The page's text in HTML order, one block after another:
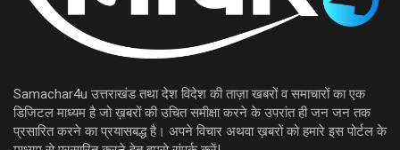
Samachar4u उत्तराखंड तथा देश विदेश की ताज़ा खबरों व समाचारों का एक
डिजिटल माध्यम है जो ख़बरों की उचित समीक्षा करने के उपरांत ही जन जन तक
प्रसारित करने का प्रयासबद्ध है। अपने विचार अथवा ख़बरों को हमारे इस पोर्टल के